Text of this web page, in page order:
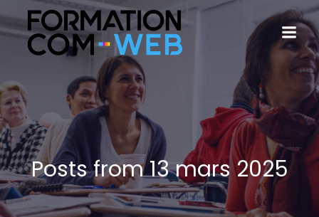
Posts from 13 mars 2025